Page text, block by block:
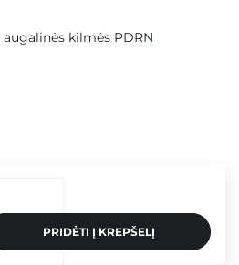
PRIDĖTI Į KREPŠELĮ
kilmės PDRN